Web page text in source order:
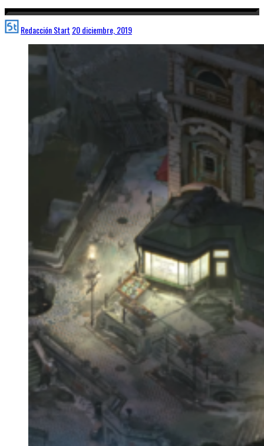
Redacción Start 20 diciembre, 2019